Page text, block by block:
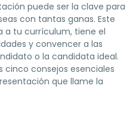
puede ser la clave para
con tantas ganas. Este
a tu currículum, tiene el
y convencer a las
o la candidata ideal.
cinco consejos esenciales
que llame la